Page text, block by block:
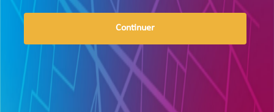
Continuer